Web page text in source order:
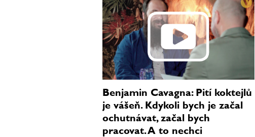
Benjamin Cavagna: Pití koktejlů
je vášeň. Kdykoli bych je začal
ochutnávat, začal bych
pracovat. A to nechci